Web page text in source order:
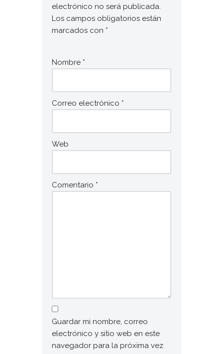
electrónico no será publicada.
Los campos obligatorios están
marcados con *
Nombre *
Correo electrónico *
Web
Comentario *
Guardar mi nombre, correo
electrónico y sitio web en este
navegador para la próxima vez